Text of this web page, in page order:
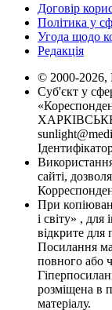
Договір
Політика у
Угода щодо
Редакція
© 2000-2026,
Суб'єкт у
ХАРКІВСЬКЕ
сайті,
При
і світу» ,
відкрите для
Посилання
повного або
розміщена в
матеріалу.